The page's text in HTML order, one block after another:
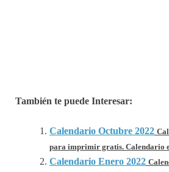
También te puede Interesar:
Calendario Octubre 2022
para imprimir gratis. Calendario
Calendario Enero 2022